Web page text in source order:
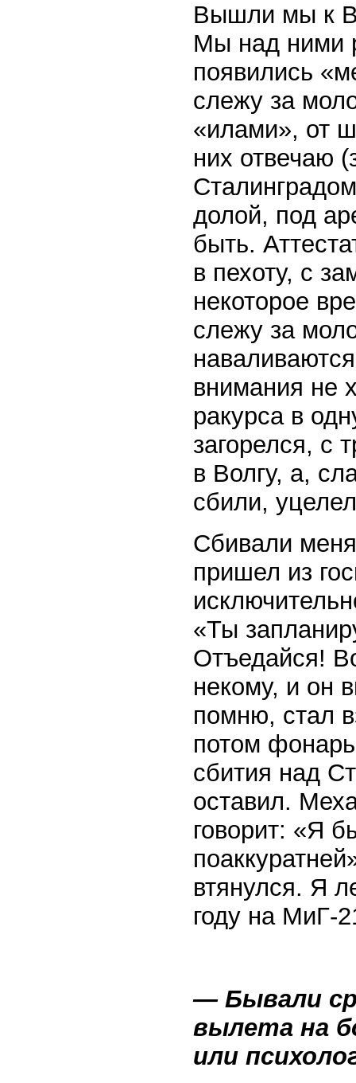
Вышли мы к
Мы над ними
появились
слежу за
«илами», от
них отвечаю
долой, под
быть.
в пехоту, с
некоторое
слежу за
внимания не
ракурса в
загорелся, с
в Волгу, а,
сбили,
Сбивали
пришел из
«Ты
Отъедайся!
некому, и он
помню, стал
потом
сбития над
оставил.
говорит: «Я
втянулся. Я
году на МиГ-
— Бывали
вылета на
или